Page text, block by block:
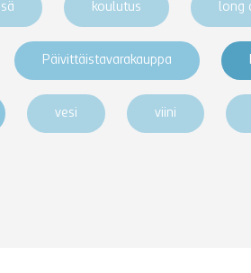
koulutus long
Päivittäistavarakauppa
vesi viini